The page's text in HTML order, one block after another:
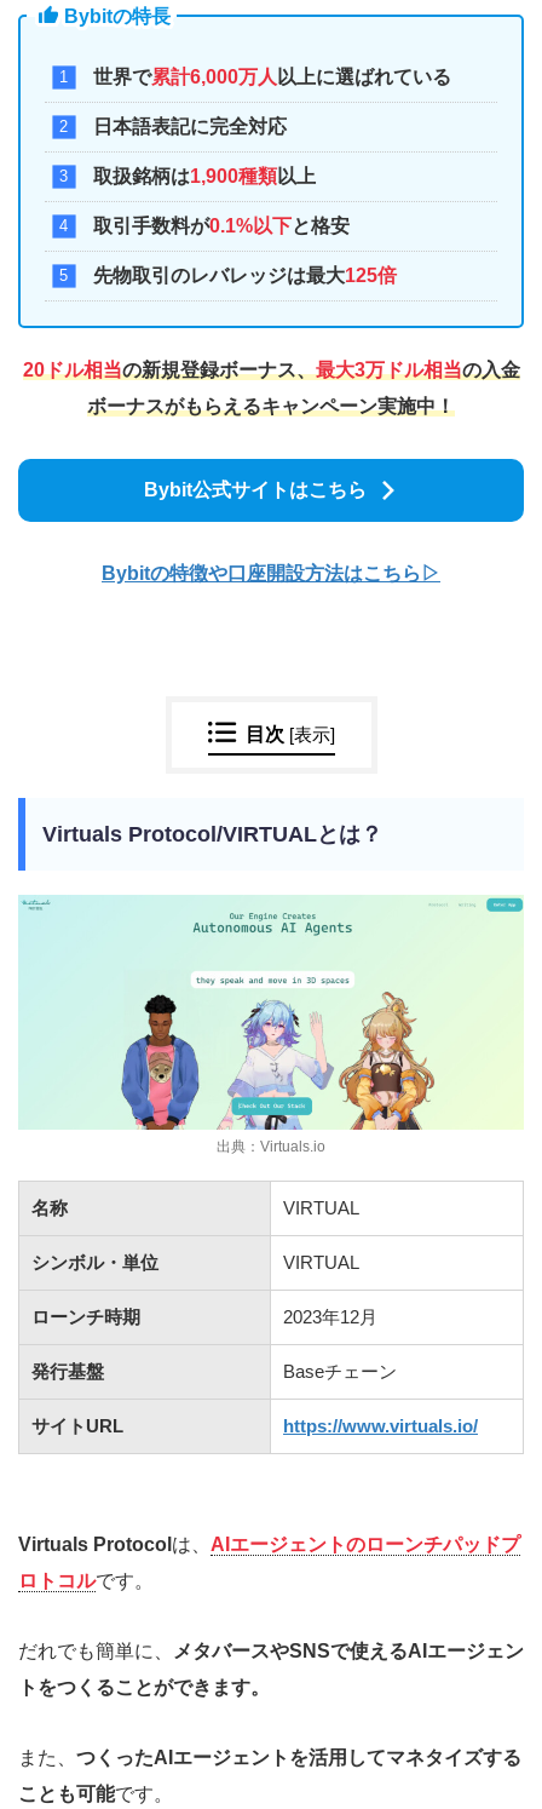
Bybitの特長
世界で累計6,000万人 以上に選ばれている
日本語表記に完全対応
取扱銘柄は1,900種類以上
取引手数料が0.1%以下と格安
先物取引のレバレッジは最大125倍
20ドル相当の新規登録ボーナス、最大3万ドル相当の入金
ボーナスがもらえるキャンペーン実施中！
Bybit公式サイトはこちら
Bybitの特徴や口座開設方法はこちら▷
目次 [表示]
Virtuals Protocol/VIRTUALとは？
出典：Virtuals.io
名称 VIRTUAL
シンボル・単位 VIRTUAL
ローンチ時期 2023年12月
発行基盤 Baseチェーン
サイトURL https://www.virtuals.io/
Virtuals Protocol は、 AIエージェントのローンチパッドプ
ロトコルです。
だれでも簡単に、
メタバースやSNSで使えるAIエージェン
トをつくることができます。
また、 つくったAIエージェントを活用してマネタイズする
ことも可能です。